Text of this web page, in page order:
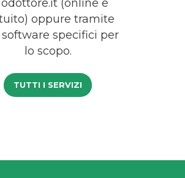
(online e
oppure tramite
specifici per
lo scopo.
TUTTI I SERVIZI